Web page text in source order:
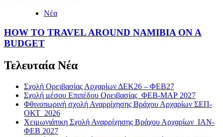
Νέα
HOW TO TRAVEL AROUND NAMIBIA ON A
BUDGET
Τελευταία Νέα
Σχολή Ορειβασίας Αρχαρίων ΔΕΚ26 – ΦΕΒ27
Σχολή μέσου Επιπέδου Ορειβασίας ΦΕΒ-ΜΑΡ 2027
Φθινοπωρινή σχολή Αναρρίχησης Βράχου Αρχαρίων ΣΕΠ-
ΟΚΤ 2026
Χειμωνιάτικη Σχολή Αναρρίχησης Βράχου Αρχαρίων ΙΑΝ-
ΦΕΒ 2027